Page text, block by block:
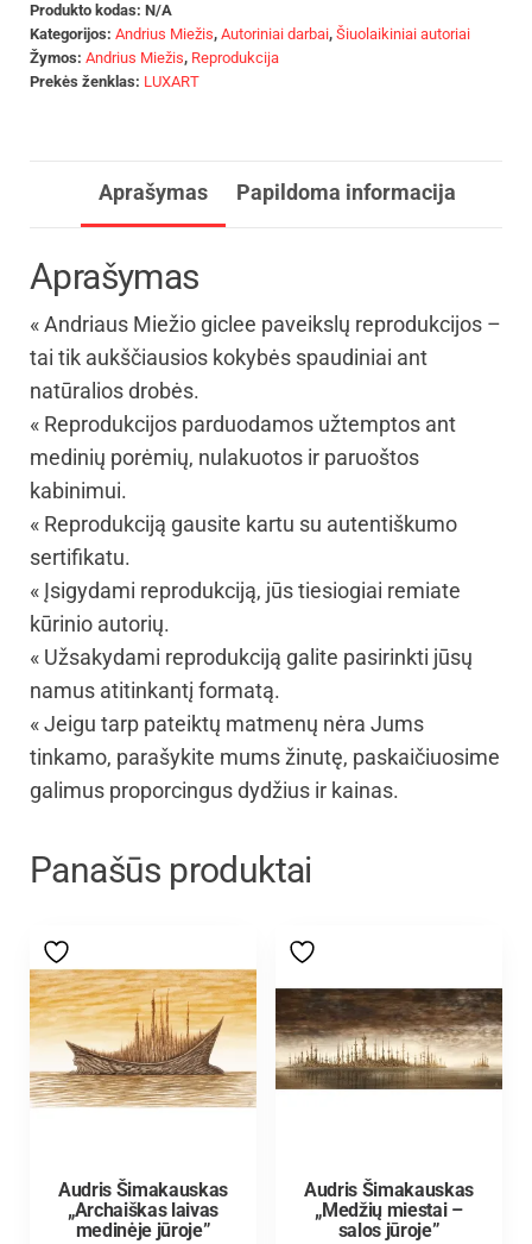
Produkto kodas: N/A
Kategorijos: Andrius Miežis, Autoriniai darbai, Šiuolaikiniai autoriai
Žymos: Andrius Miežis, Reprodukcija
Prekės ženklas: LUXART
Aprašymas Papildoma informacija
Aprašymas
« Andriaus Miežio giclee paveikslų reprodukcijos –
tai tik aukščiausios kokybės spaudiniai ant
natūralios drobės.
« Reprodukcijos parduodamos užtemptos ant
medinių porėmių, nulakuotos ir paruoštos
kabinimui.
« Reprodukciją gausite kartu su autentiškumo
sertifikatu.
« Įsigydami reprodukciją, jūs tiesiogiai remiate
kūrinio autorių.
« Užsakydami reprodukciją galite pasirinkti jūsų
namus atitinkantį formatą.
« Jeigu tarp pateiktų matmenų nėra Jums
tinkamo, parašykite mums žinutę, paskaičiuosime
galimus proporcingus dydžius ir kainas.
Panašūs produktai
Audris Šimakauskas
„Archaiškas laivas
medinėje jūroje”
Audris Šimakauskas
„Medžių miestai –
salos jūroje”